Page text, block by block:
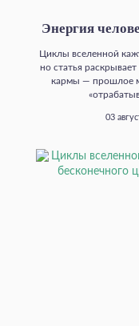
Энергия
Циклы вселенной
но статья
кармы — прошлое
03